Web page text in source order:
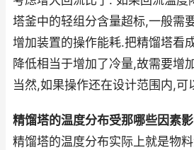
塔釜中的轻组分含量超标,一般需
增加装置的操作能耗.把精馏塔看
降低相当于增加了冷量,故需要增
当然,如果操作还在设计范围内,可
精馏塔的温度分布受那哪些因素
精馏塔的温度分布实际上就是物